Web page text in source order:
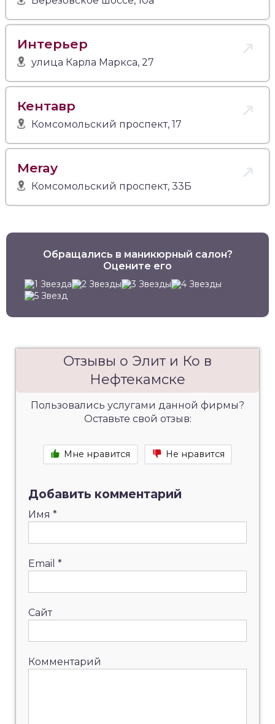
Интерьер
улица Карла Маркса, 27
Кентавр
Комсомольский проспект, 17
Meray
Комсомольский проспект, 33Б
Обращались в маникюрный салон?
Оцените его
Отзывы о Элит и Ко в
Нефтекамске
Пользовались услугами данной фирмы?
Оставьте свой отзыв:
Мне нравится Не нравится
Добавить комментарий
Имя *
Email *
Сайт
Комментарий